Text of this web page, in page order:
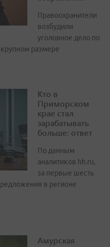
Правоохранители
возбудили
уголовное дело по
размере
Кто в
Приморском
крае стал
зарабатывать
больше: ответ
По данным
аналитиков hh.ru,
за первые шесть
в регионе
Амурская